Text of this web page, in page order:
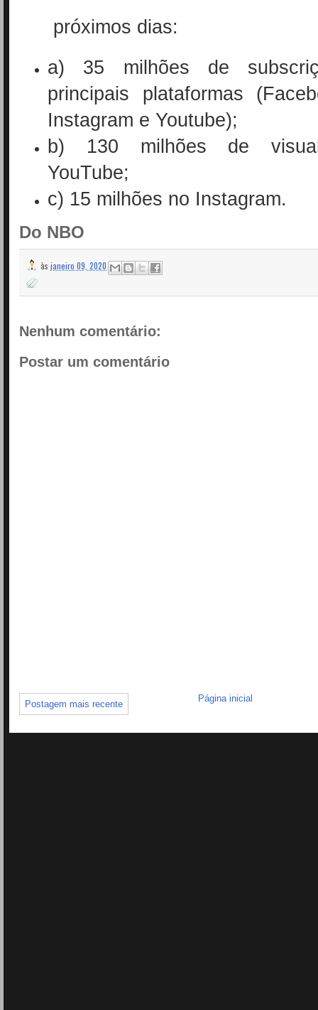
próximos dias:
a) 35 milhões de
principais plataformas
Instagram e Youtube);
b) 130 milhões de
YouTube;
c) 15 milhões no Instagram.
Do NBO
às janeiro 09, 2020
Nenhum comentário:
Postar um comentário
Postagem mais recente
Página inicial